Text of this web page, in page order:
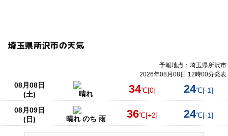
埼玉県所沢市の天気
予報地点：埼玉県所沢市
2026年08月08日 12時00分発表
08月08日
(土)
晴れ 34℃[0] 24℃[-1]
08月09日
(日)
晴れ のち 雨 36℃[+2] 24℃[-1]